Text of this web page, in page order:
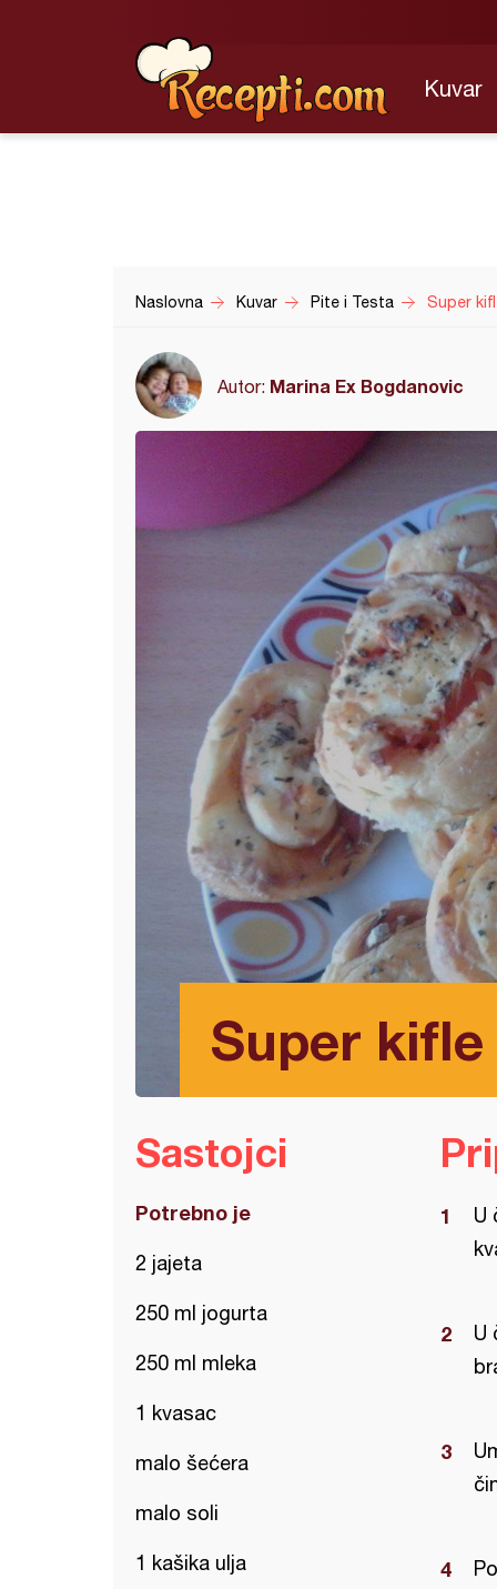
Kuvar
Naslovna Kuvar Pite i Testa Super
Autor: Marina Ex Bogdanovic
Super kifle
Sastojci
Potrebno je
2 jajeta
250 ml jogurta
250 ml mleka
1 kvasac
malo šećera
malo soli
1 kašika ulja
U
U